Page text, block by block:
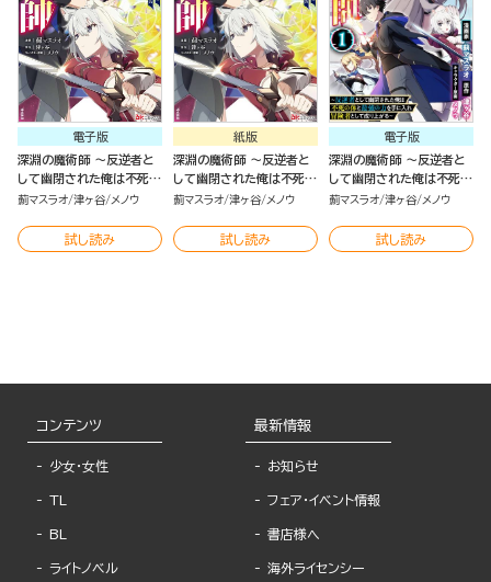
電子版
深淵の魔術師 ～反逆者と
して幽閉された俺は不死の
体と最強の力を手に入れ冒
（1）
薊マスラオ 津ヶ谷 メノウ
試し読み
紙版
深淵の魔術師 ～反逆者と
して幽閉された俺は不死の
体と最強の力を手に入れ冒
（1）
薊マスラオ 津ヶ谷 メノウ
試し読み
電子版
深淵の魔術師 ～反逆者と
して幽閉された俺は不死の
体と最強の力を手に入れ冒
コミック版（分冊版）
薊マスラオ 津ヶ谷 メノウ
試し読み
コンテンツ
少女・女性
TL
BL
ライトノベル
最新情報
お知らせ
フェア・イベント情報
書店様へ
海外ライセンシー